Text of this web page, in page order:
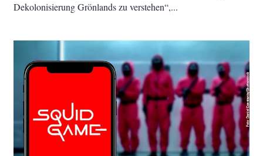
Dekolonisierung Grönlands zu verstehen“,